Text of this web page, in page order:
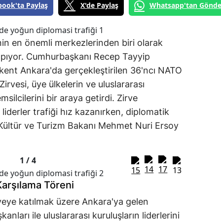
Paylaş X'de Paylaş Whatsapp'tan
en önemli merkezlerinden biri olarak
. Cumhurbaşkanı Recep Tayyip
Ankara'da gerçekleştirilen 36'ncı NATO
üye ülkelerin ve uluslararası
bir araya getirdi. Zirve
trafiği hız kazanırken, diplomatik
ve Turizm Bakanı Mehmet Nuri Ersoy
1 /4
Töreni
katılmak üzere Ankara'ya gelen
ile uluslararası kuruluşların liderlerini